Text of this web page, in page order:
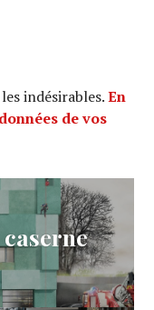
indésirables.En
de vos